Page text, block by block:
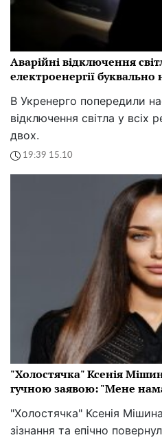
Аварійні відключення
електроенергії буквально
В Укренерго попередили
відключення світла у всіх
двох.
19:39 15.10
"Холостячка" Ксенія
гучною заявою: "Мене
"Холостячка" Ксенія
зізнання та епічно